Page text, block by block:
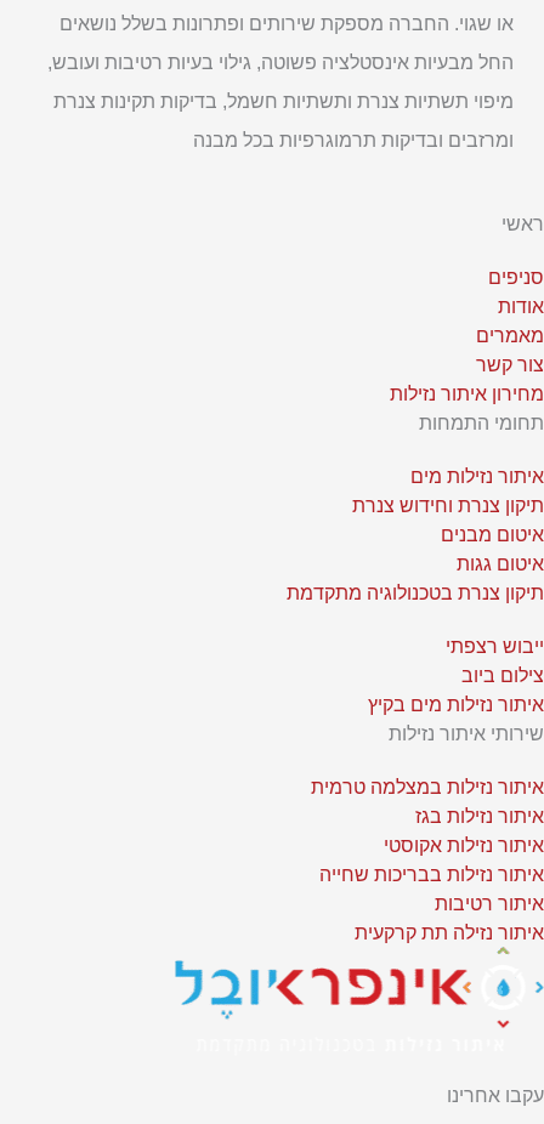
או שגוי. החברה מספקת שירותים ופתרונות בשלל נושאים
החל מבעיות אינסטלציה פשוטה, גילוי בעיות רטיבות ועובש,
מיפוי תשתיות צנרת ותשתיות חשמל, בדיקות תקינות צנרת
ומרזבים ובדיקות תרמוגרפיות בכל מבנה
ראשי
סניפים
אודות
מאמרים
צור קשר
מחירון איתור נזילות
תחומי התמחות
איתור נזילות מים
תיקון צנרת וחידוש צנרת
איטום מבנים
איטום גגות
תיקון צנרת בטכנולוגיה מתקדמת
ייבוש רצפתי
צילום ביוב
איתור נזילות מים בקיץ
שירותי איתור נזילות
איתור נזילות במצלמה טרמית
איתור נזילות בגז
איתור נזילות אקוסטי
איתור נזילות בבריכות שחייה
איתור רטיבות
איתור נזילה תת קרקעית
עקבו אחרינו